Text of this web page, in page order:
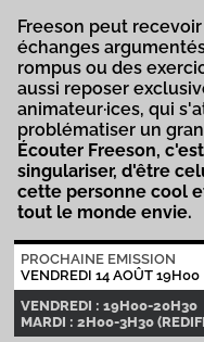
Freeson peut recevoir
échanges
rompus ou des
aussi reposer
animateur·ices, qui
problématiser un
Écouter Freeson,
singulariser, d'être
cette personne cool
tout le monde envie.
PROCHAINE EMISSION
VENDREDI 14 AOÛT 19H00
VENDREDI : 19H00-20H30
MARDI : 2H00-3H30